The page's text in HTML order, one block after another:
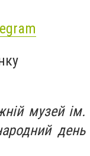
музей ім.
день